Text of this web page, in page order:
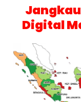
Digital